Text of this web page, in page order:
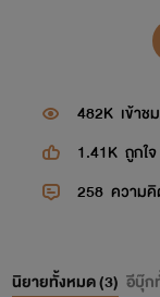
482K เข้าชม
1.41K ถูกใจ
258 ความคิ
นิยายทั้งหมด (3) อีบุ๊ก